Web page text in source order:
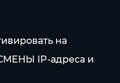
на
IP-адреса и